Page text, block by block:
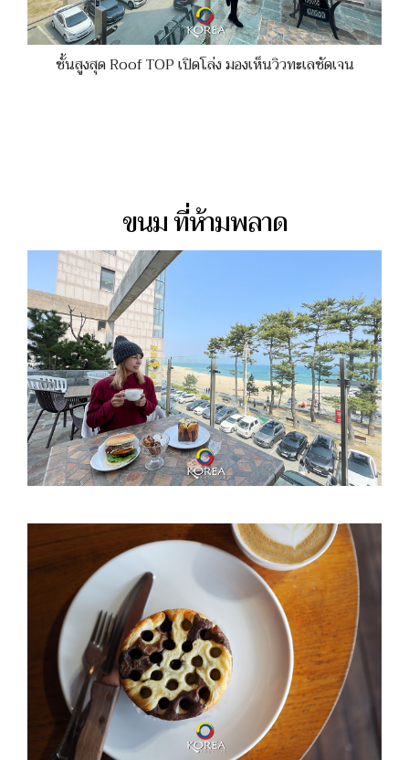
ชั้นสูงสุด Roof TOP เปิดโล่ง มองเห็นวิวทะเลชัดเจน
ขนม ที่ห้ามพลาด